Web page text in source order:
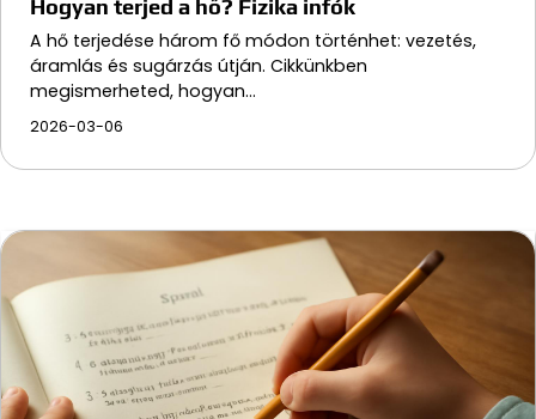
Hogyan terjed a hő? Fizika infók
A hő terjedése három fő módon történhet: vezetés,
áramlás és sugárzás útján. Cikkünkben
megismerheted, hogyan…
2026-03-06